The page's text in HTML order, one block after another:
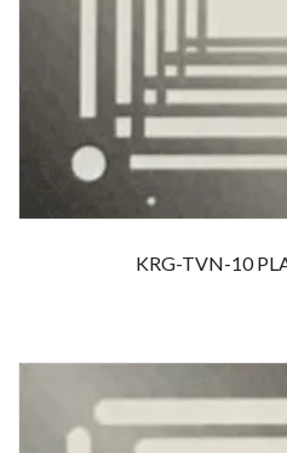
KRG-TVN-10